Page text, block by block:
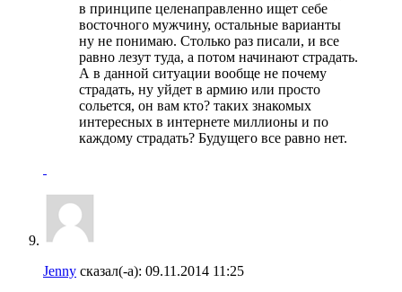
в принципе целенаправленно ищет себе
восточного мужчину, остальные варианты
ну не понимаю. Столько раз писали, и все
равно лезут туда, а потом начинают страдать.
А в данной ситуации вообще не почему
страдать, ну уйдет в армию или просто
сольется, он вам кто? таких знакомых
интересных в интернете миллионы и по
каждому страдать? Будущего все равно нет.
Jenny сказал(-а): 09.11.2014 11:25